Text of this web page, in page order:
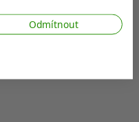
IAB)
Odmítnout